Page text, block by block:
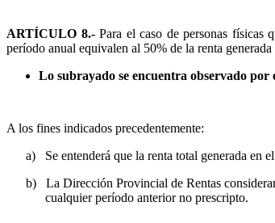
ARTÍCULO 8.- Para el caso de personas físicas
período anual equivalen al 50% de la renta
Lo subrayado se encuentra observado por
A los fines indicados precedentemente:
a)
Se entenderá que la renta total generada en
b)
La Dirección Provincial de Rentas
cualquier período anterior no prescripto.